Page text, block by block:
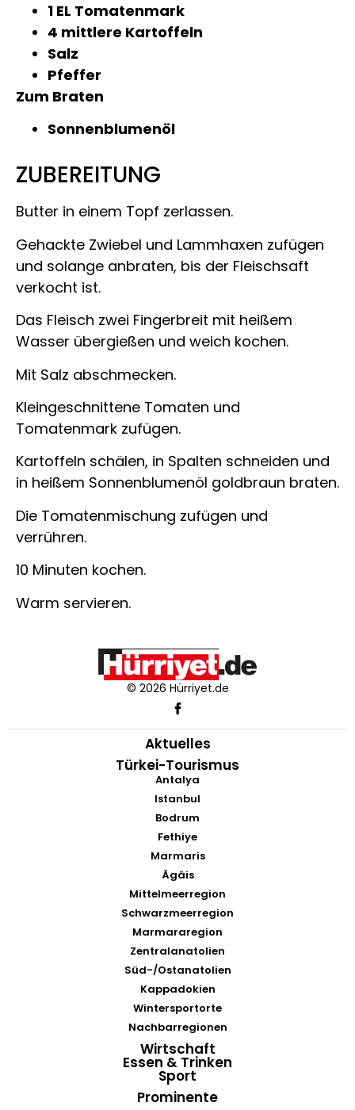
1 EL Tomatenmark
4 mittlere Kartoffeln
Salz
Pfeffer
Zum Braten
Sonnenblumenöl
ZUBEREITUNG
Butter in einem Topf zerlassen.
Gehackte Zwiebel und Lammhaxen zufügen
und solange anbraten, bis der Fleischsaft
verkocht ist.
Das Fleisch zwei Fingerbreit mit heißem
Wasser übergießen und weich kochen.
Mit Salz abschmecken.
Kleingeschnittene Tomaten und
Tomatenmark zufügen.
Kartoffeln schälen, in Spalten schneiden und
in heißem Sonnenblumenöl goldbraun braten.
Die Tomatenmischung zufügen und
verrühren.
10 Minuten kochen.
Warm servieren.
© 2026 Hürriyet.de
Aktuelles
Türkei-Tourismus
Antalya
Istanbul
Bodrum
Fethiye
Marmaris
Ägäis
Mittelmeerregion
Schwarzmeerregion
Marmararegion
Zentralanatolien
Süd-/Ostanatolien
Kappadokien
Wintersportorte
Nachbarregionen
Wirtschaft
Essen & Trinken
Sport
Prominente